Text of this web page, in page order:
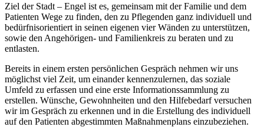
Ziel der Stadt – Engel ist es, gemeinsam mit der Familie und dem
Patienten Wege zu finden, den zu Pflegenden ganz individuell und
bedürfnisorientiert in seinen eigenen vier Wänden zu unterstützen,
sowie den Angehörigen- und Familienkreis zu beraten und zu
entlasten.
Bereits in einem ersten persönlichen Gespräch nehmen wir uns
möglichst viel Zeit, um einander kennenzulernen, das soziale
Umfeld zu erfassen und eine erste Informationssammlung zu
erstellen. Wünsche, Gewohnheiten und den Hilfebedarf versuchen
wir im Gespräch zu erkennen und in die Erstellung des individuell
auf den Patienten abgestimmten Maßnahmenplans einzubeziehen.